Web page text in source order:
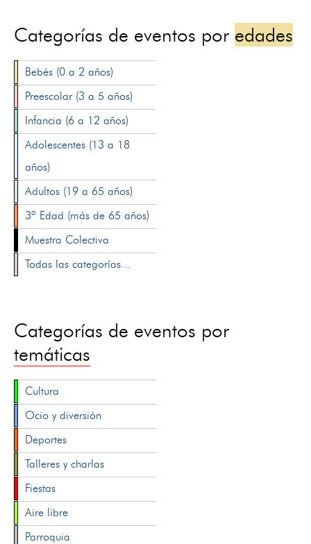
Categorías de eventos por edades
Bebés (0 a 2 años)
Preescolar (3 a 5 años)
Infancia (6 a 12 años)
Adolescentes (13 a 18
años)
Adultos (19 a 65 años)
3ª Edad (más de 65 años)
Muestra Colectiva
Todas las categorías...
Categorías de eventos por
temáticas
Cultura
Ocio y diversión
Deportes
Talleres y charlas
Fiestas
Aire libre
Parroquia